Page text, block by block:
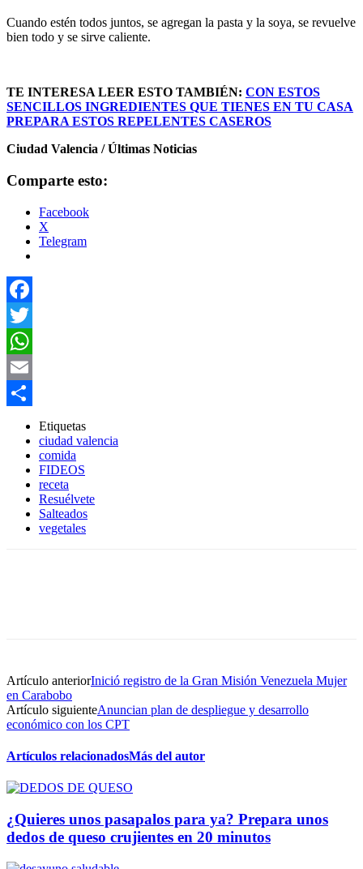
Cuando estén todos juntos, se agregan la pasta y la soya, se revuelve
bien todo y se sirve caliente.
TE INTERESA LEER ESTO TAMBIÉN: CON ESTOS
SENCILLOS INGREDIENTES QUE TIENES EN TU CASA
PREPARA ESTOS REPELENTES CASEROS
Ciudad Valencia / Últimas Noticias
Comparte esto:
Facebook
X
Telegram
Facebook
Twitter
WhatsApp
Email
Compartir
Etiquetas
ciudad valencia
comida
FIDEOS
receta
Resuélvete
Salteados
vegetales
Artículo anteriorInició registro de la Gran Misión Venezuela Mujer
en Carabobo
Artículo siguienteAnuncian plan de despliegue y desarrollo
económico con los CPT
Artículos relacionadosMás del autor
¿Quieres unos pasapalos para ya? Prepara unos
dedos de queso crujientes en 20 minutos